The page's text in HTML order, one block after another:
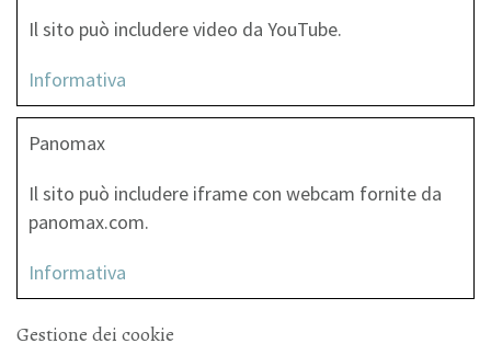
I‌l sito può includere video da YouTube.
Informativa
Panomax
I‌l sito può includere iframe con webcam fornite da
panomax.com.
Informativa
Gestione dei cookie